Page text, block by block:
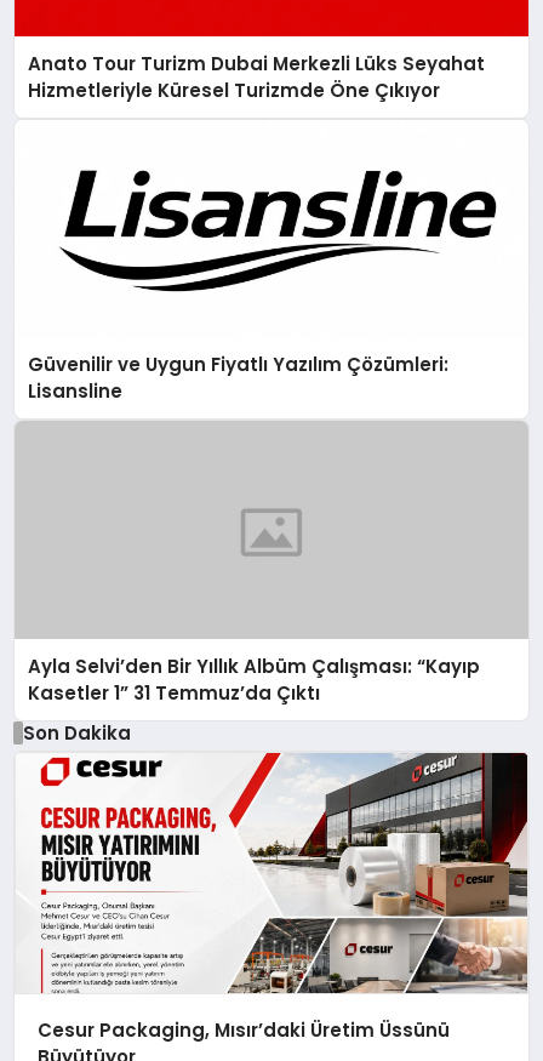
Anato Tour Turizm Dubai Merkezli Lüks Seyahat
Hizmetleriyle Küresel Turizmde Öne Çıkıyor
Güvenilir ve Uygun Fiyatlı Yazılım Çözümleri:
Lisansline
Ayla Selvi’den Bir Yıllık Albüm Çalışması: “Kayıp
Kasetler 1” 31 Temmuz’da Çıktı
Son Dakika
Cesur Packaging, Mısır’daki Üretim Üssünü